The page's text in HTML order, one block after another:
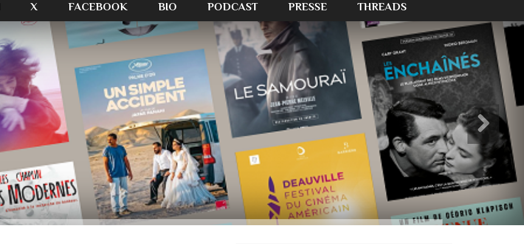
X FACEBOOK BIO PODCAST PRESSE THREADS